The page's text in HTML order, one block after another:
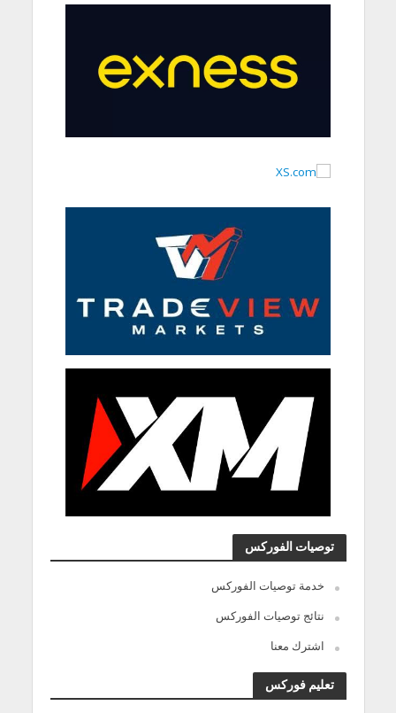
توصيات الفوركس
خدمة توصيات الفوركس
نتائج توصيات الفوركس
اشترك معنا
تعليم فوركس